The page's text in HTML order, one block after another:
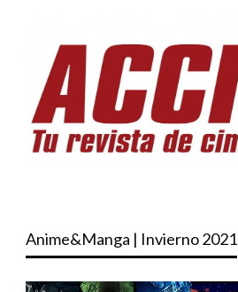
Anime&Manga | Invierno 2021